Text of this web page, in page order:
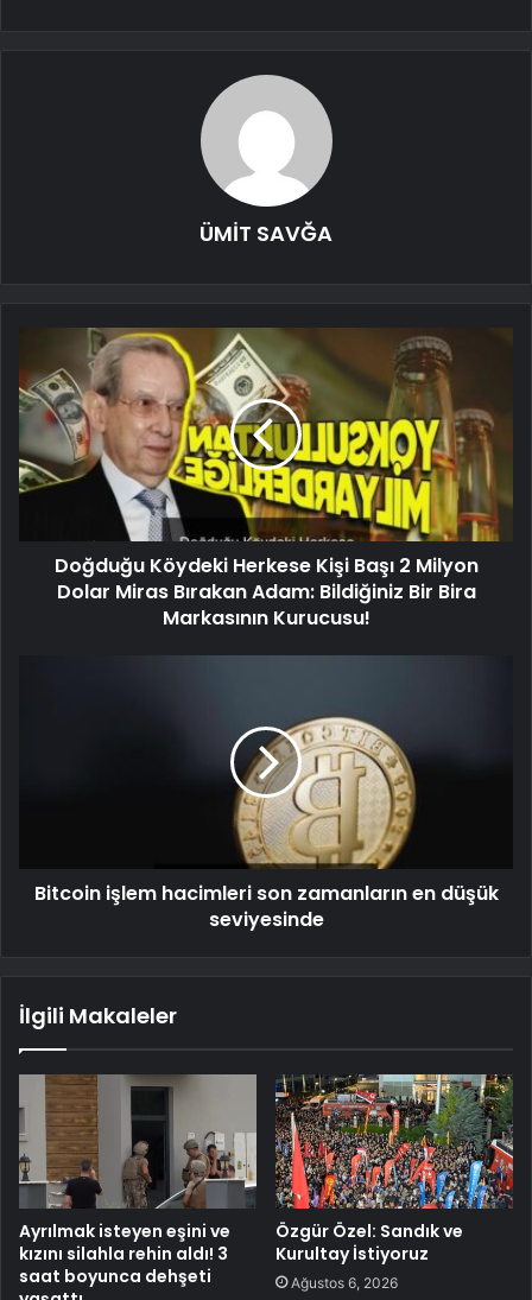
ÜMİT SAVĞA
Doğduğu Köydeki Herkese Kişi Başı 2 Milyon
Dolar Miras Bırakan Adam: Bildiğiniz Bir Bira
Markasının Kurucusu!
Bitcoin işlem hacimleri son zamanların en düşük
seviyesinde
İlgili Makaleler
Ayrılmak isteyen eşini ve
kızını silahla rehin aldı! 3
saat boyunca dehşeti
Özgür Özel: Sandık ve
Kurultay İstiyoruz
Ağustos 6, 2026